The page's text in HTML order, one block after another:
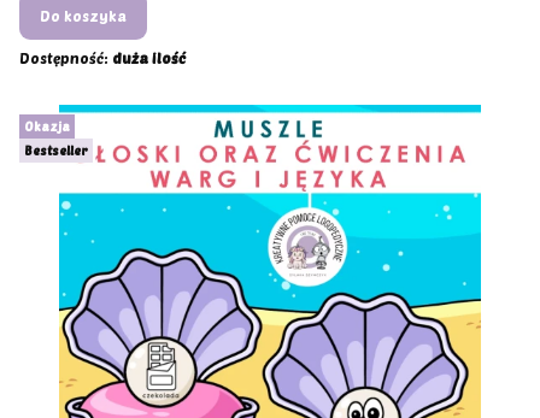
Do koszyka
Dostępność: duża ilość
Okazja
Bestseller